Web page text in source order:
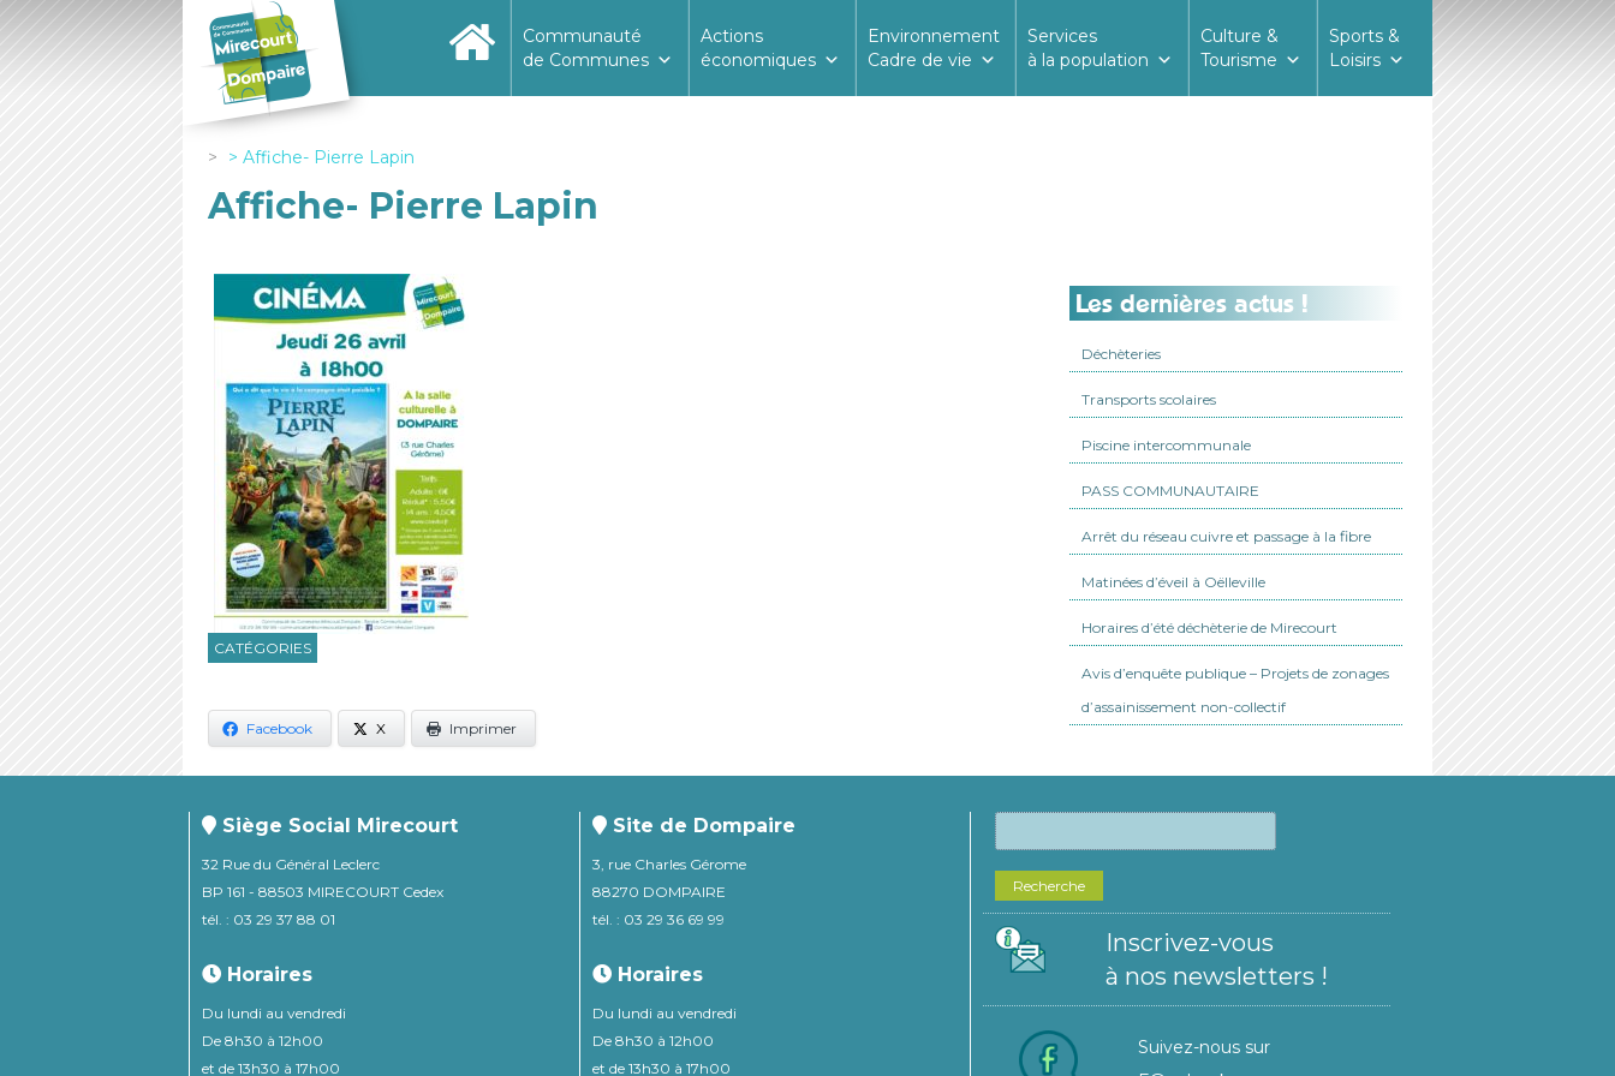
Communauté
de Communes
Actions
économiques
Environnement
Cadre de vie
Services
à la population
Culture &
Tourisme
Sports &
Loisirs
Affiche- Pierre Lapin
Affiche- Pierre Lapin
CATÉGORIES
Facebook X Imprimer
Les dernières actus !
Déchèteries
Transports scolaires
Piscine intercommunale
PASS COMMUNAUTAIRE
Arrêt du réseau cuivre et passage à la fibre
Matinées d’éveil à Oëlleville
Horaires d’été déchèterie de Mirecourt
Avis d’enquête publique – Projets de zonages
d’assainissement non-collectif
Siège Social Mirecourt
32 Rue du Général Leclerc
BP 161 - 88503 MIRECOURT Cedex
tél. : 03 29 37 88 01
Horaires
Du lundi au vendredi
De 8h30 à 12h00
et de 13h30 à 17h00
Site de Dompaire
3, rue Charles Gérome
88270 DOMPAIRE
tél. : 03 29 36 69 99
Horaires
Du lundi au vendredi
De 8h30 à 12h00
et de 13h30 à 17h00
Recherche
Inscrivez-vous
à nos newsletters !
Suivez-nous sur